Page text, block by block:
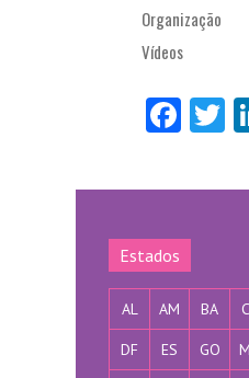
Organização
Vídeos
Fa
ce
bo
Estados
AL AM BA
DF ES GO